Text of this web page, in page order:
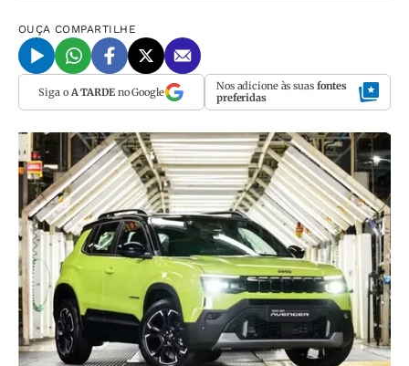
OUÇA COMPARTILHE
Siga o A TARDEno Google Nos adicione às suas fontes
preferidas